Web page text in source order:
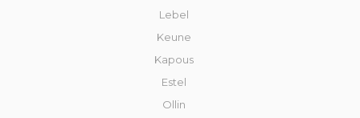
Lebel
Keune
Kapous
Estel
Ollin